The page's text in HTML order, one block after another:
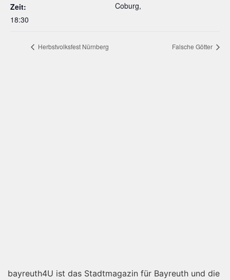
Zeit:
18:30
Coburg,
Herbstvolksfest Nürnberg Falsche Götter
bayreuth4U ist das Stadtmagazin für Bayreuth und die